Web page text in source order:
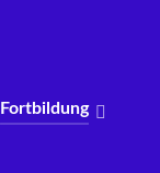
Fortbildung